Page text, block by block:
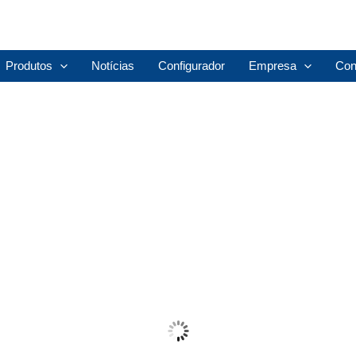
Produtos Notícias Configurador Empresa